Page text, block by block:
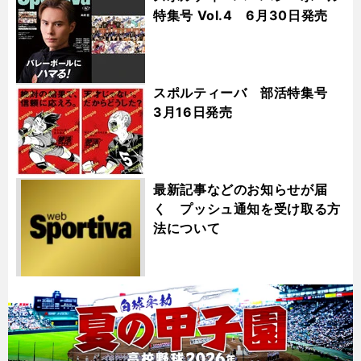
特集号 Vol.4 6月30日発売
スポルティーバ 部活特集号
3月16日発売
最新記事などのお知らせが届
く プッシュ通知を受け取る方
法について